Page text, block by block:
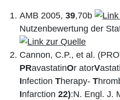
AMB 2005, 39,70b
Nutzenbewertung der
Cannon, C.P., et al.
PRavastatinOr atorV
Infection Therapy- T
Infarction 22):N. Engl. J.